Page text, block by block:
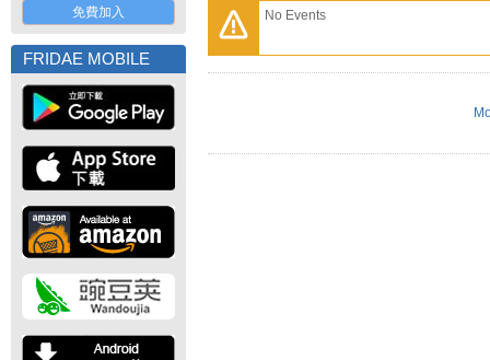
免費加入
FRIDAE MOBILE
No Events